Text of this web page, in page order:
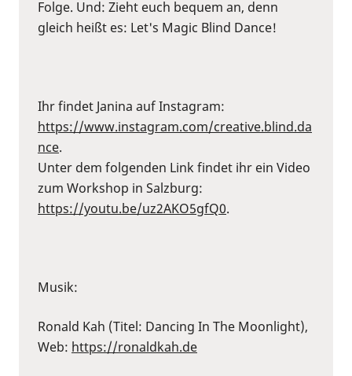
Folge. Und: Zieht euch bequem an, denn
gleich heißt es: Let's Magic Blind Dance!
Ihr findet Janina auf Instagram:
https://www.instagram.com/creative.blind.da
nce.
Unter dem folgenden Link findet ihr ein Video
zum Workshop in Salzburg:
https://youtu.be/uz2AKO5gfQ0.
Musik:
Ronald Kah (Titel: Dancing In The Moonlight),
Web: https://ronaldkah.de